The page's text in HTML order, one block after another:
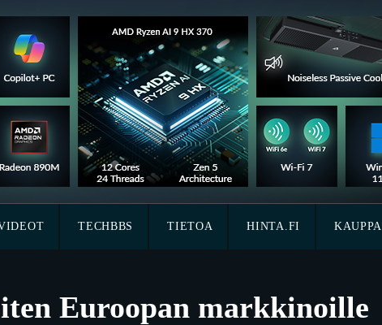
TECHBBS TIETOA HINTA.FI KAUPPA
Euroopan markkinoille